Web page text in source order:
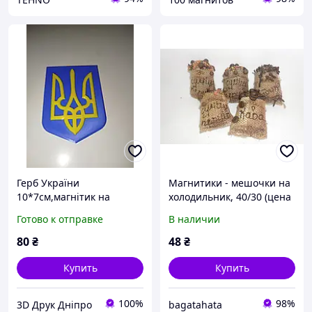
Герб України
10*7см,магнітик на
Готово к отправке
80₴
Купить
3D Друк Дніпро 100%
Магнитики - мешочки на
холодильник, 40/30 (цена
В наличии
48₴
Купить
bagatahata 98%